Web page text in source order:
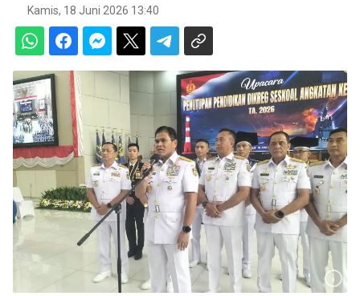
Kamis, 18 Juni 2026 13:40